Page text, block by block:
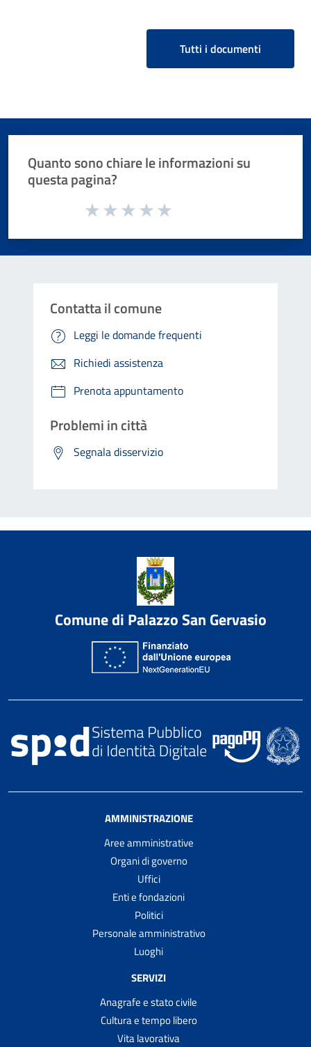
Tutti i documenti
Quanto sono chiare le informazioni su
questa pagina?
Valuta da 1 a 5 stelle la pagina
Contatta il comune
Leggi le domande frequenti
Richiedi assistenza
Prenota appuntamento
Problemi in città
Segnala disservizio
Comune di Palazzo San Gervasio
AMMINISTRAZIONE
Aree amministrative
Organi di governo
Uffici
Enti e fondazioni
Politici
Personale amministrativo
Luoghi
SERVIZI
Anagrafe e stato civile
Cultura e tempo libero
Vita lavorativa